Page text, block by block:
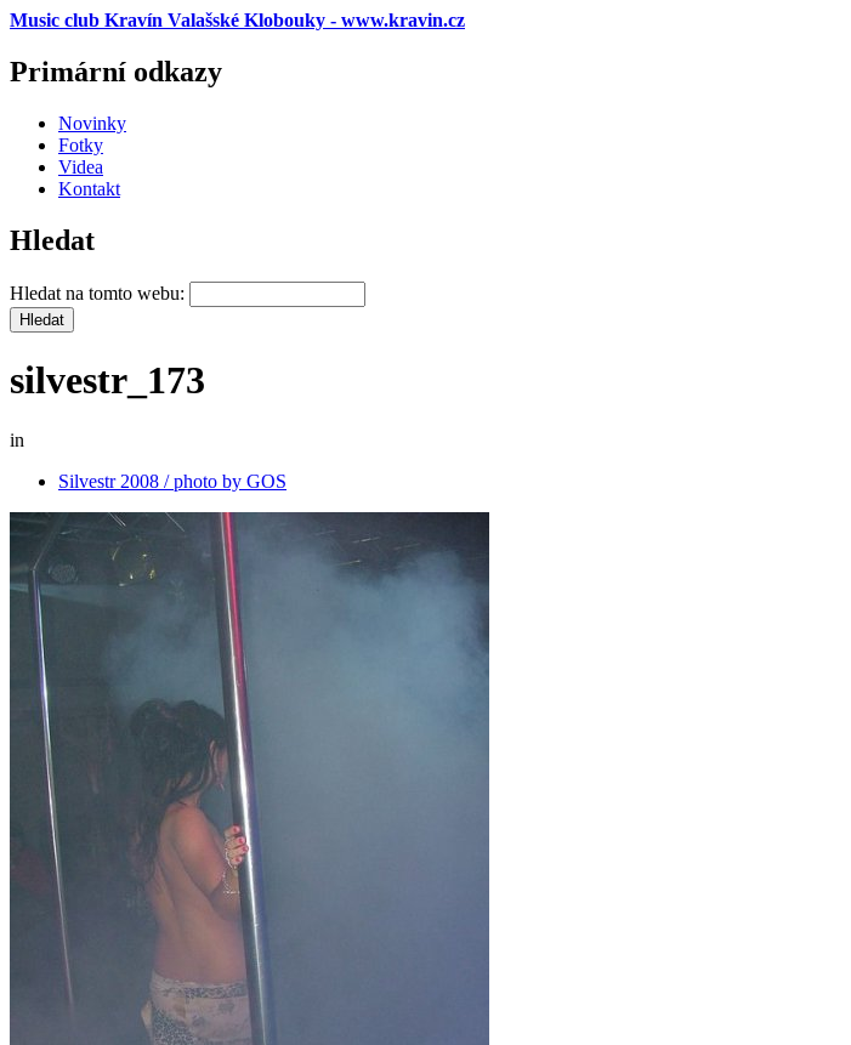
Music club Kravín Valašské Klobouky - www.kravin.cz
Primární odkazy
Novinky
Fotky
Videa
Kontakt
Hledat
Hledat na tomto webu:
silvestr_173
in
Silvestr 2008 / photo by GOS